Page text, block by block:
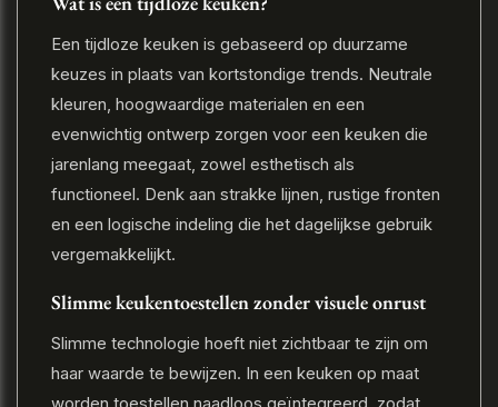
Een tijdloze keuken is gebaseerd op duurzame
keuzes in plaats van kortstondige trends. Neutrale
kleuren, hoogwaardige materialen en een
evenwichtig ontwerp zorgen voor een keuken die
jarenlang meegaat, zowel esthetisch als
functioneel. Denk aan strakke lijnen, rustige fronten
en een logische indeling die het dagelijkse gebruik
vergemakkelijkt.
Slimme keukentoestellen zonder visuele onrust
Slimme technologie hoeft niet zichtbaar te zijn om
haar waarde te bewijzen. In een keuken op maat